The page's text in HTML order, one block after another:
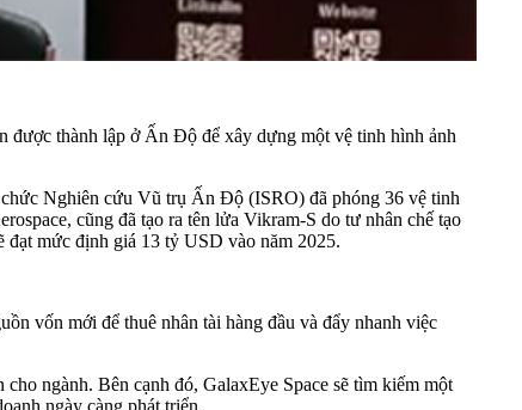
được thành lập ở Ấn Độ để xây dựng một vệ tinh hình ảnh
Nghiên cứu Vũ trụ Ấn Độ (ISRO) đã phóng 36 vệ tinh
cũng đã tạo ra tên lửa Vikram-S do tư nhân chế tạo
mức định giá 13 tỷ USD vào năm 2025.
vốn mới để thuê nhân tài hàng đầu và đẩy nhanh việc
ngành. Bên cạnh đó, GalaxEye Space sẽ tìm kiếm một